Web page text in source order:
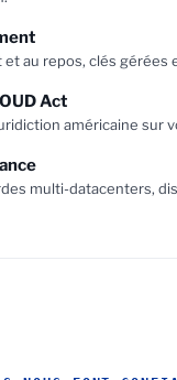
et au repos, clés gérées
Act
américaine sur
multi-datacenters,